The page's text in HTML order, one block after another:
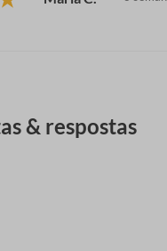
& respostas